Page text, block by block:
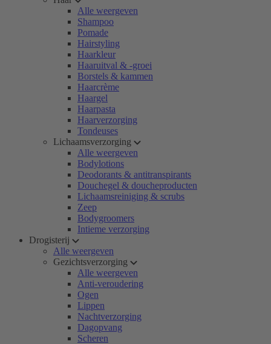
Alle weergeven
Shampoo
Pomade
Hairstyling
Haarkleur
Haaruitval & -groei
Borstels & kammen
Haarcrème
Haargel
Haarpasta
Haarverzorging
Tondeuses
Lichaamsverzorging
Alle weergeven
Bodylotions
Deodorants & antitranspirants
Douchegel & doucheproducten
Lichaamsreiniging & scrubs
Zeep
Bodygroomers
Intieme verzorging
Drogisterij
Alle weergeven
Gezichtsverzorging
Alle weergeven
Anti-veroudering
Ogen
Lippen
Nachtverzorging
Dagopvang
Scheren